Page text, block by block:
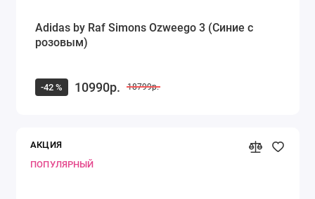
Adidas by Raf Simons Ozweego 3 (Синие с
розовым)
-42 % 10990р. 18799р.
АКЦИЯ
ПОПУЛЯРНЫЙ